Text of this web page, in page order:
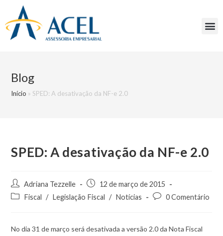
Blog
Início » SPED: A desativação da NF-e 2.0
SPED: A desativação da NF-e 2.0
Adriana Tezzelle
12 de março de 2015
Fiscal / Legislação Fiscal / Notícias 0 Comentário
No dia 31 de março será desativada a versão 2.0 da Nota Fiscal